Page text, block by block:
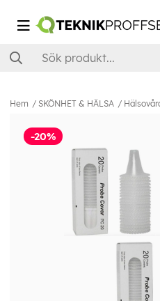
Hem SKÖNHET & HÄLSA
-20%